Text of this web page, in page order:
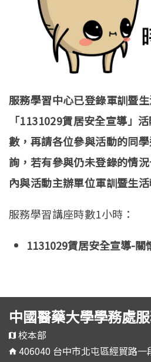
服務學習中心已登錄軍訓暨
「1131029賃居安全宣導」
數，再請各位參與活動的同
詢，若有參與仍未登錄的情
內與活動主辦單位軍訓暨生
服務學習講座時數1小時：
1131029賃居安全宣導-關
中國醫藥大學學務處
校本部
406040 台中市北屯區經貿路一